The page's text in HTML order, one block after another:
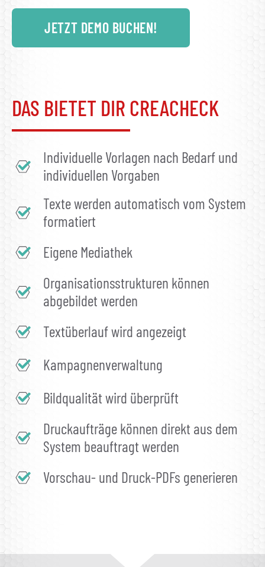
JETZT DEMO BUCHEN!
DAS BIETET DIR CREACHECK
Individuelle Vorlagen nach Bedarf und
individuellen Vorgaben
Texte werden automatisch vom System
formatiert
Eigene Mediathek
Organisationsstrukturen können
abgebildet werden
Textüberlauf wird angezeigt
Kampagnenverwaltung
Bildqualität wird überprüft
Druckaufträge können direkt aus dem
System beauftragt werden
Vorschau- und Druck-PDFs generieren